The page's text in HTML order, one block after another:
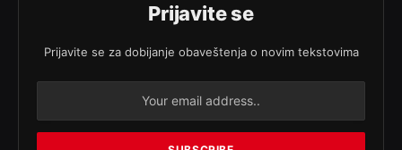
Prijavite se
Prijavite se za dobijanje obaveštenja o novim tekstovima